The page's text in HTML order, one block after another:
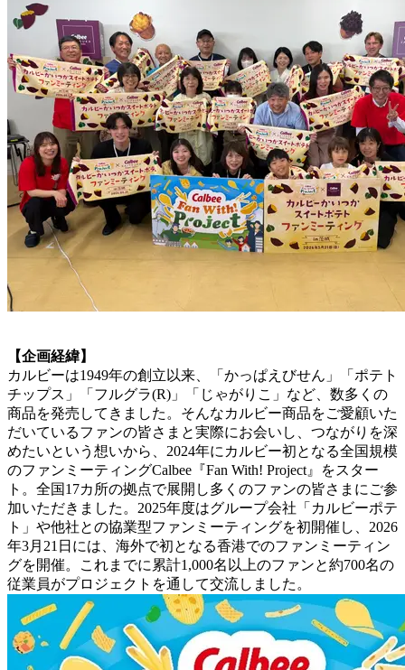
【企画経緯】
カルビーは1949年の創立以来、「かっぱえびせん」「ポテト
チップス」「フルグラ(R)」「じゃがりこ」など、数多くの
商品を発売してきました。そんなカルビー商品をご愛顧いた
だいているファンの皆さまと実際にお会いし、つながりを深
めたいという想いから、2024年にカルビー初となる全国規模
のファンミーティングCalbee『Fan With! Project』をスター
ト。全国17カ所の拠点で展開し多くのファンの皆さまにご参
加いただきました。2025年度はグループ会社「カルビーポテ
ト」や他社との協業型ファンミーティングを初開催し、2026
年3月21日には、海外で初となる香港でのファンミーティン
グを開催。これまでに累計1,000名以上のファンと約700名の
従業員がプロジェクトを通して交流しました。